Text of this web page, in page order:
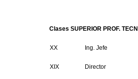
Clases SUPERIOR PROF.
XX Ing. Jefe
XIX Director